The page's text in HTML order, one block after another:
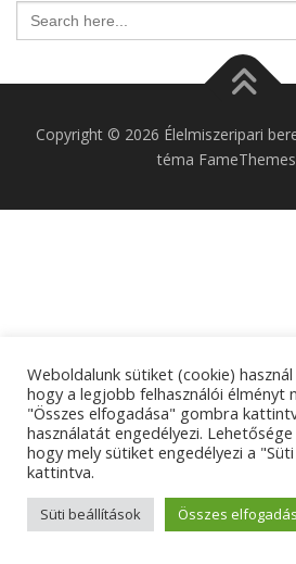
Search
for:
Copyright © 2026 Élelmiszeripari
téma
Weboldalunk sütiket (cookie)
hogy a legjobb felhasználói élményt
"Összes elfogadása" gombra
használatát engedélyezi.
hogy mely sütiket engedélyezi a
kattintva.
Süti beállítások Összes